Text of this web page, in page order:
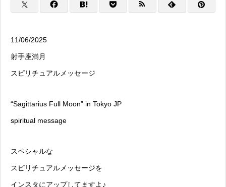
11/06/2025
射手座満月
スピリチュアルメッセージ
“Sagittarius Full Moon” in Tokyo JP
spiritual message
スペシャルな
スピリチュアルメッセージを
インスタにアップしてますよ♪